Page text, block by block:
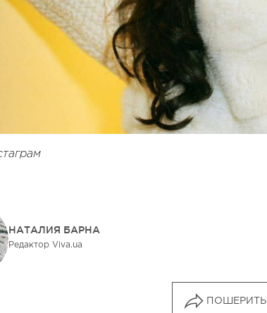
НАТАЛИЯ БАРНА
Редактор Viva.ua
ПОШЕРИТЬ